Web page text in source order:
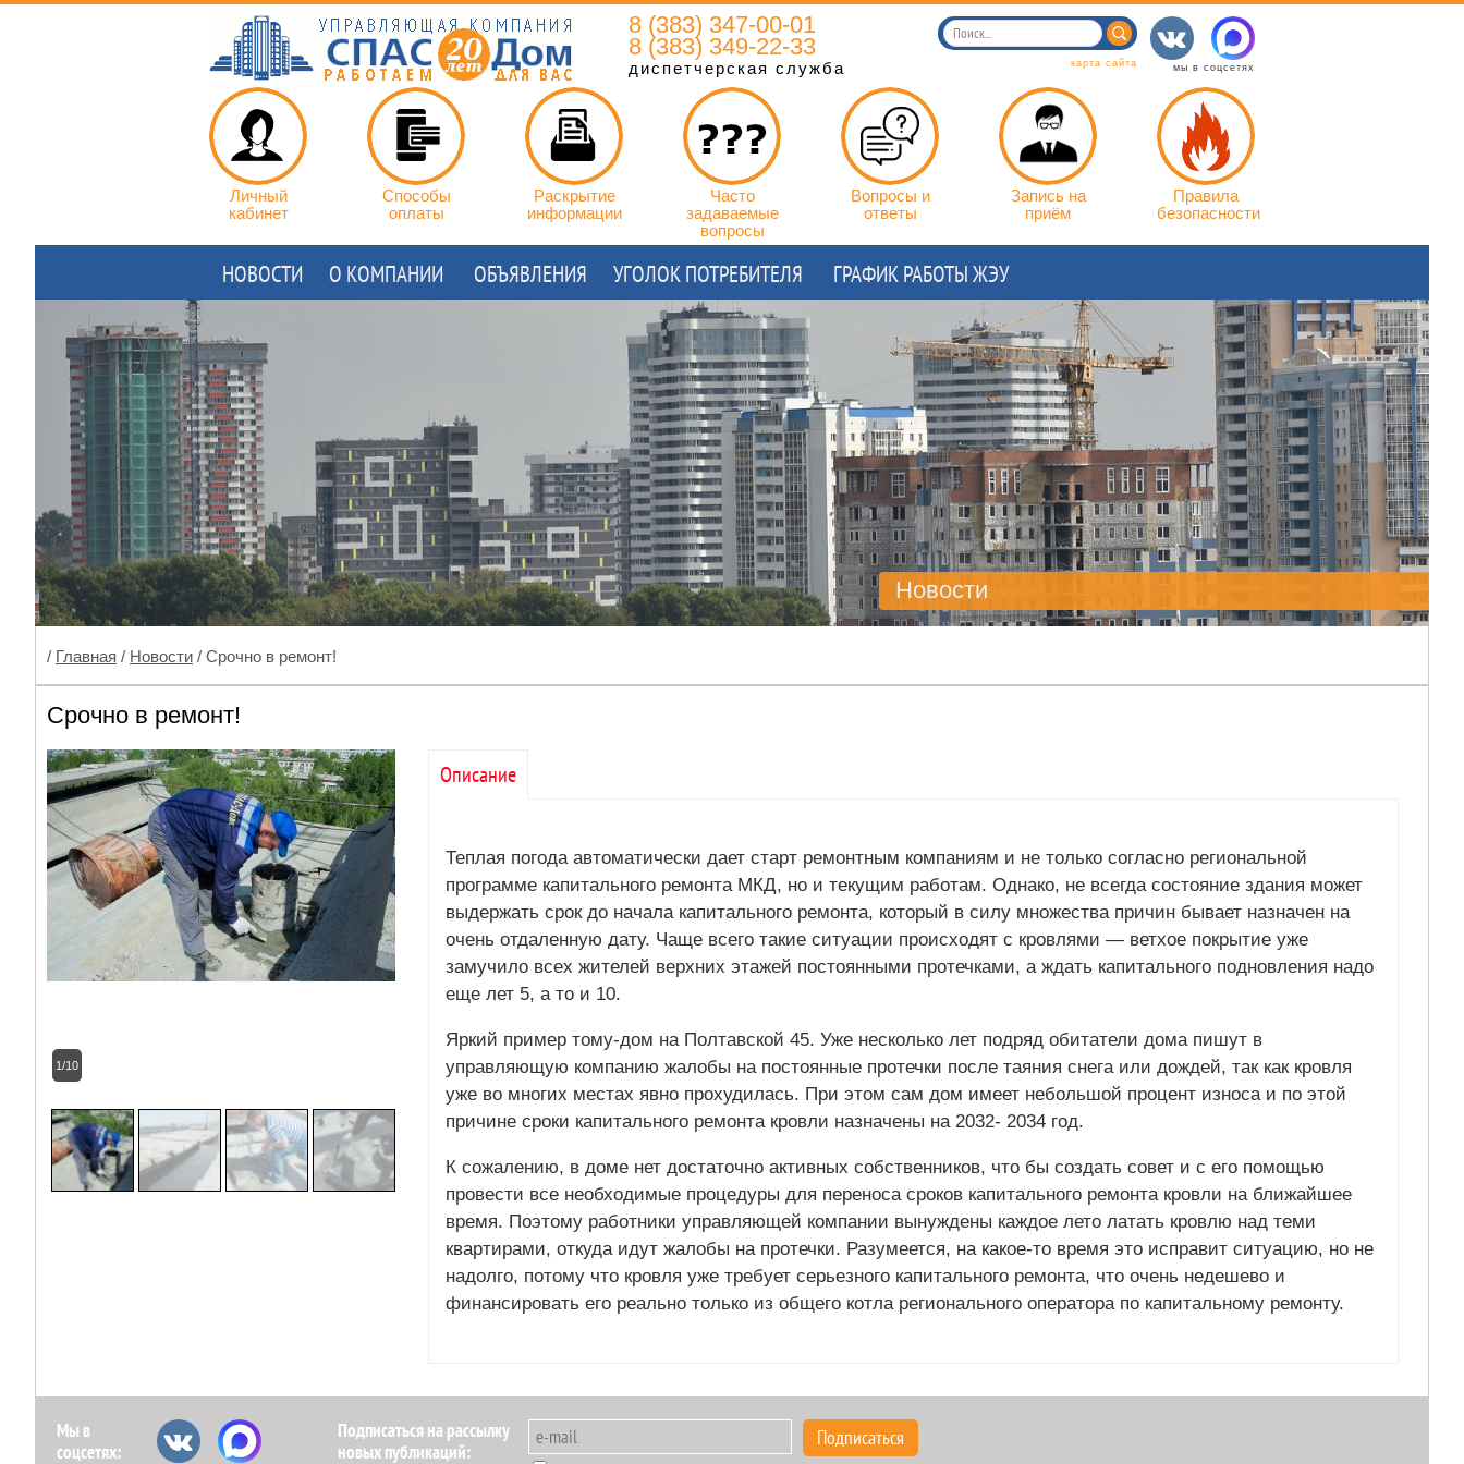
8 (383) 347-00-01
8 (383) 349-22-33
диспетчерская служба мы в соцсетях
карта сайта
Личный
кабинет
Способы
оплаты
Раскрытие
информации
Часто
задаваемые
вопросы
Вопросы и
ответы
Запись на
приём
Правила
безопасности
НОВОСТИ О КОМПАНИИ ОБЪЯВЛЕНИЯ УГОЛОК ПОТРЕБИТЕЛЯ ГРАФИК РАБОТЫ ЖЭУ
Новости
/ Главная / Новости / Срочно в ремонт!
Срочно в ремонт!
1/10
Описание
Теплая погода автоматически дает старт ремонтным компаниям и не только согласно региональной
программе капитального ремонта МКД, но и текущим работам. Однако, не всегда состояние здания может
выдержать срок до начала капитального ремонта, который в силу множества причин бывает назначен на
очень отдаленную дату. Чаще всего такие ситуации происходят с кровлями — ветхое покрытие уже
замучило всех жителей верхних этажей постоянными протечками, а ждать капитального подновления надо
еще лет 5, а то и 10.
Яркий пример тому-дом на Полтавской 45. Уже несколько лет подряд обитатели дома пишут в
управляющую компанию жалобы на постоянные протечки после таяния снега или дождей, так как кровля
уже во многих местах явно прохудилась. При этом сам дом имеет небольшой процент износа и по этой
причине сроки капитального ремонта кровли назначены на 2032- 2034 год.
К сожалению, в доме нет достаточно активных собственников, что бы создать совет и с его помощью
провести все необходимые процедуры для переноса сроков капитального ремонта кровли на ближайшее
время. Поэтому работники управляющей компании вынуждены каждое лето латать кровлю над теми
квартирами, откуда идут жалобы на протечки. Разумеется, на какое-то время это исправит ситуацию, но не
надолго, потому что кровля уже требует серьезного капитального ремонта, что очень недешево и
финансировать его реально только из общего котла регионального оператора по капитальному ремонту.
Мы в
соцсетях:
Подписаться на рассылку
новых публикаций:
Подписаться